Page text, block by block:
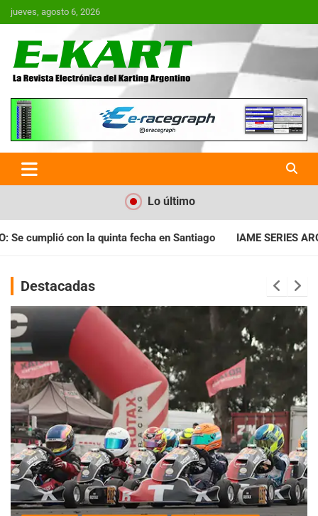
Saltar
al
jueves, agosto 6, 2026
E-Kart.com.ar | La Revista
Electrónica del Karting en
Argentina
Lo último
en Santiago IAME SERIES ARGENTINA: Horarios para la
Destacadas